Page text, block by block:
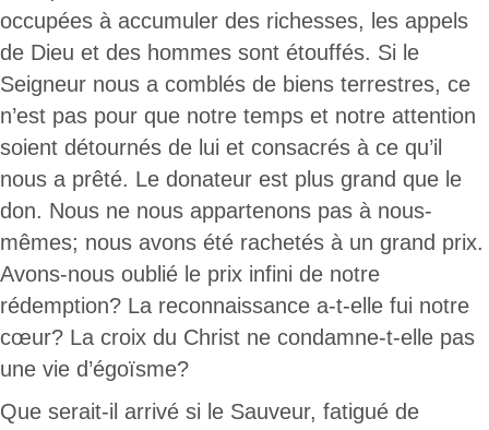
occupées à accumuler des richesses, les appels
de Dieu et des hommes sont étouffés. Si le
Seigneur nous a comblés de biens terrestres, ce
n’est pas pour que notre temps et notre attention
soient détournés de lui et consacrés à ce qu’il
nous a prêté. Le donateur est plus grand que le
don. Nous ne nous appartenons pas à nous-
mêmes; nous avons été rachetés à un grand prix.
Avons-nous oublié le prix infini de notre
rédemption? La reconnaissance a-t-elle fui notre
cœur? La croix du Christ ne condamne-t-elle pas
une vie d’égoïsme?
Que serait-il arrivé si le Sauveur, fatigué de